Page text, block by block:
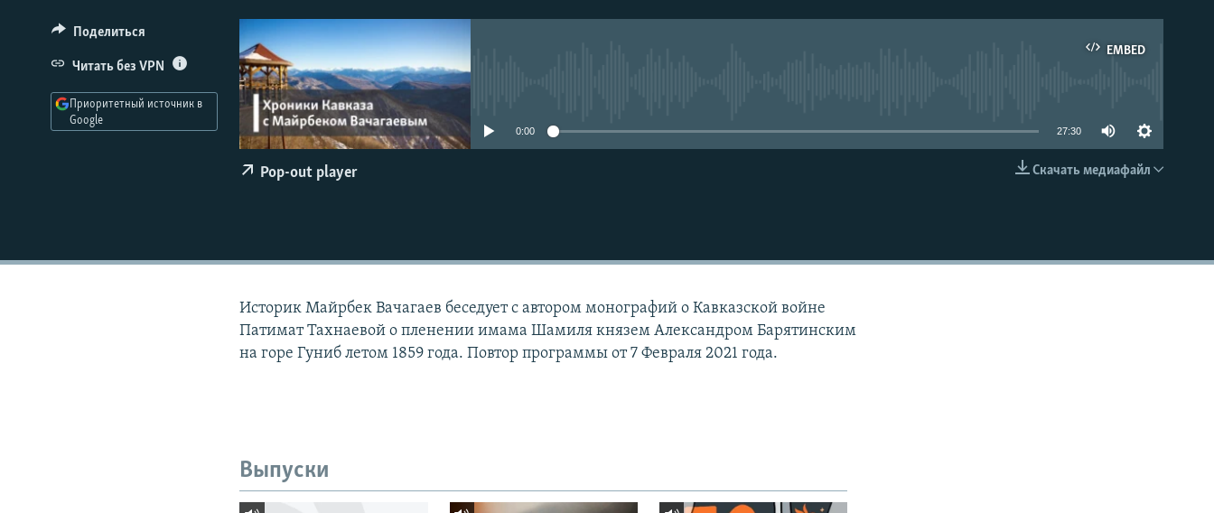
навигации
Вернутся
IDEL.РЕАЛИИ
КАВКАЗ.РЕАЛИИ
СЕВЕР.РЕАЛИИ
СИБИРЬ.РЕАЛИИ
EMBED
EMBED
0:00 27:30
Скачать медиафайл
Pop-out player
Поделиться
Читать без VPN
Приоритетный источник в
Google
Историк Майрбек Вачагаев беседует с автором монографий о Кавказской войне
Патимат Тахнаевой о пленении имама Шамиля князем Александром Барятинским
на горе Гуниб летом 1859 года. Повтор программы от 7 Февраля 2021 года.
Выпуски